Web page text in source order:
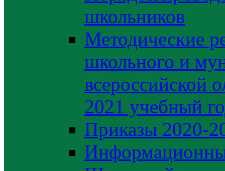
школьников
Методические
школьного и
всероссийской
2021 учебный
Приказы 2020-